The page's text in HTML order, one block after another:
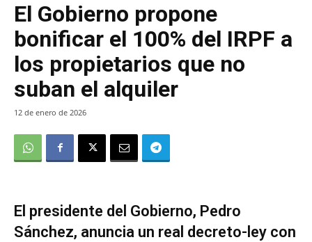
El Gobierno propone
bonificar el 100% del IRPF a
los propietarios que no
suban el alquiler
12 de enero de 2026
El presidente del Gobierno, Pedro
Sánchez, anuncia un real decreto-ley con